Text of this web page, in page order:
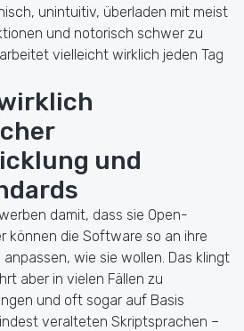
unintuitiv, überladen mit meist
und notorisch schwer zu
vielleicht wirklich jeden Tag
und
damit, dass sie Open-
können die Software so an ihre
wie sie wollen. Das klingt
aber in vielen Fällen zu
und oft sogar auf Basis
veralteten Skriptsprachen –